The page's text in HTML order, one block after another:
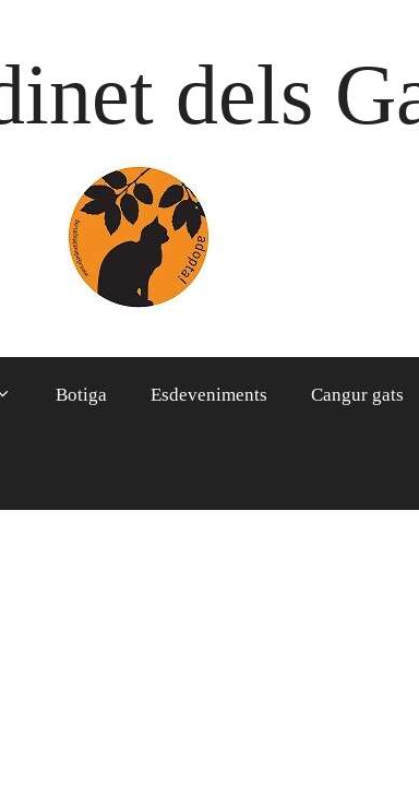
dels
Botiga Esdeveniments Cangur gats